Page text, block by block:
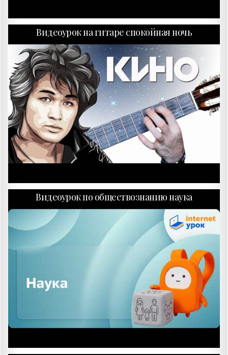
Видеоурок на гитаре спокойная ночь
Видеоурок по обществознанию наука